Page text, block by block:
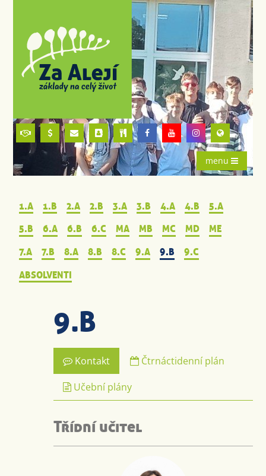
menu
9.B
Kontakt
Čtrnáctidenní plán
Učební plány
Třídní učitel
1.A 1.B 2.A 2.B 3.A 3.B 4.A 4.B
5.A
5.B
6.A 6.B 6.C MA MB MC MD
ME
7.A
7.B 8.A 8.B 8.C 9.A 9.B
9.C
ABSOLVENTI